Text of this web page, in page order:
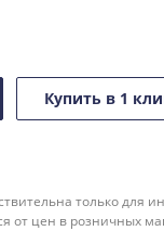
Купить в 1
только для
от цен в розничных